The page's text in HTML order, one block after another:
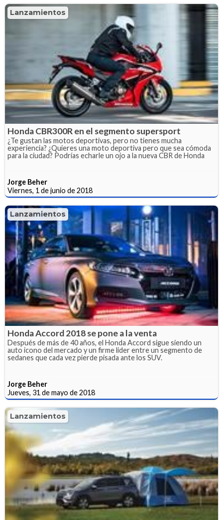
Lanzamientos
Honda CBR300R en el segmento supersport
¿Te gustan las motos deportivas, pero no tienes mucha
experiencia? ¿Quieres una moto deportiva pero que sea cómoda
para la ciudad? Podrías echarle un ojo a la nueva CBR de Honda
Jorge Beher
Viernes, 1 de junio de 2018
Lanzamientos
Honda Accord 2018 se pone a la venta
Después de más de 40 años, el Honda Accord sigue siendo un
auto icono del mercado y un firme lider entre un segmento de
sedanes que cada vez pierde pisada ante los SUV.
Jorge Beher
Jueves, 31 de mayo de 2018
Lanzamientos